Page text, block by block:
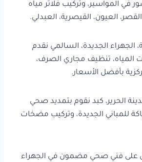
في المواسير، وتركيب فلاتر مياه
العيون، القيصرية، العبدلي.
الجهراء الجديدة، السالمي نقدم
المياه، تنظيف مجاري الصرف،
بأفضل الأسعار.
الحرير، كبد نقوم بتمديد صحي
للمباني الجديدة، وتركيب مضخات
على فني صحي مضمون في الجهراء